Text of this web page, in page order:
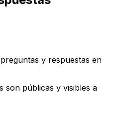
y respuestas en
son públicas y visibles a